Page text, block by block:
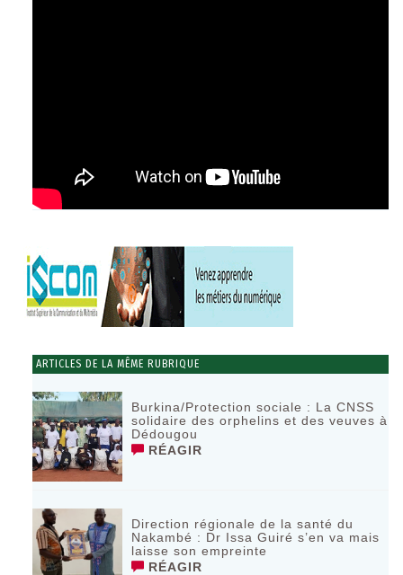
ARTICLES DE LA MÊME RUBRIQUE
Burkina/Protection sociale : La CNSS
solidaire des orphelins et des veuves à
Dédougou
RÉAGIR
Direction régionale de la santé du
Nakambé : Dr Issa Guiré s’en va mais
laisse son empreinte
RÉAGIR